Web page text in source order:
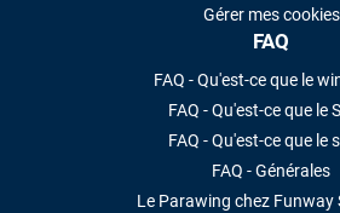
Gérer mes cookies
FAQ
FAQ - Qu'est-ce que le
FAQ - Qu'est-ce que le
FAQ - Qu'est-ce que le
FAQ - Générales
Le Parawing chez Funway